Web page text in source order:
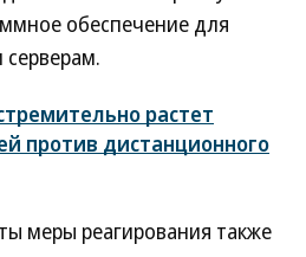
обеспечение для
растет
против дистанционного
меры реагирования также